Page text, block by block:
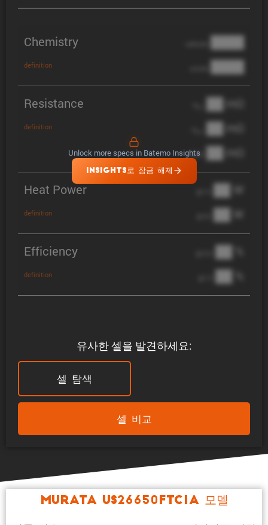
유사한 셀을 발견하세요:
셀 탐색
셀 비교
Chemistry
definition
████
████
Resistance
definition
██ mΩ
██ mΩ
DCIR ██ mΩ
Heat Power
definition
██ W
██ W
Efficiency
definition
██ %
██ %
Unlock more specs in Batemo Insights
INSIGHTS로 잠금 해제
muRata US26650FTC1A 모델